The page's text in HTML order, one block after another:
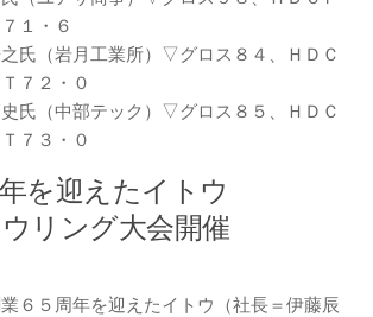
１・６
之氏（岩月工業所）▽グロス８４、ＨＤＣ
７２・０
史氏（中部テック）▽グロス８５、ＨＤＣ
７３・０
を迎えたイトウ
リング大会開催
６５周年を迎えたイトウ（社長＝伊藤辰